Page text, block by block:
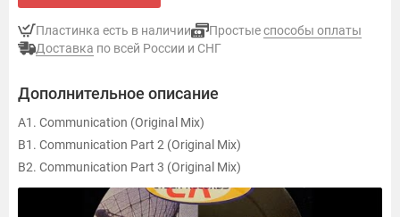
Пластинка есть в наличии Простыеспособы оплаты
Доставка по всей России и СНГ
Дополнительное описание
A1. Communication (Original Mix)
B1. Communication Part 2 (Original Mix)
B2. Communication Part 3 (Original Mix)